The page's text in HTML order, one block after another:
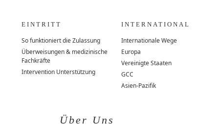
EINTRITT
So funktioniert die Zulassung
Überweisungen & medizinische
Fachkräfte
Intervention Unterstützung
INTERNATIONAL
Internationale Wege
Europa
Vereinigte Staaten
GCC
Asien-Pazifik
Über Uns